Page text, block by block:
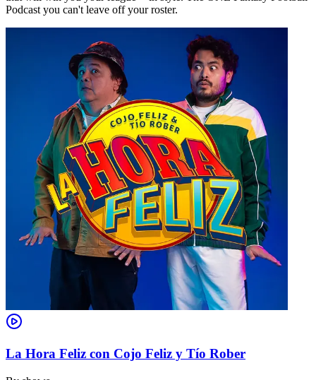
Podcast you can't leave off your roster.
La Hora Feliz con Cojo Feliz y Tío Rober